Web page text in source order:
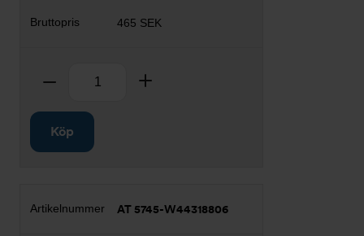
465 SEK
Ta bort
Köp
AT 5745-W44318806